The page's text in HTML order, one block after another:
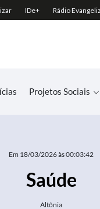
Projetos Sociais
Em 18/03/2026 às 00:03:42
Saúde
Altônia